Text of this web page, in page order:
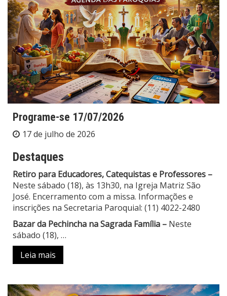
Programe-se 17/07/2026
17 de julho de 2026
Destaques
Retiro para Educadores, Catequistas e Professores –
Neste sábado (18), às 13h30, na Igreja Matriz São
José. Encerramento com a missa. Informações e
inscrições na Secretaria Paroquial: (11) 4022-2480
Bazar da Pechincha na Sagrada Família – Neste
sábado (18), …
Leia mais